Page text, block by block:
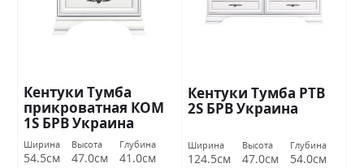
Кентуки Тумба
прикроватная КОМ
1S БРВ Украина
Ширина
54.5см
Высота
47.0см
Глубина
41.0см
Кентуки Тумба РТВ
2S БРВ Украина
Ширина
124.5см
Высота
47.0см
Глубина
54.0см